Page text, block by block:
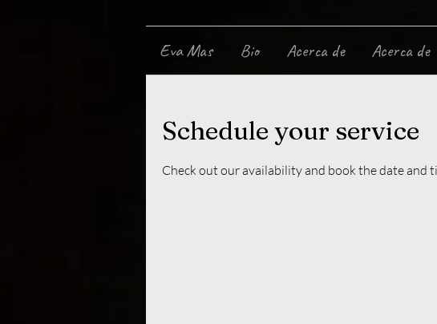
Eva Mas Bio Acerca de Acerca de
Schedule your service
Check out our availability and book the date and